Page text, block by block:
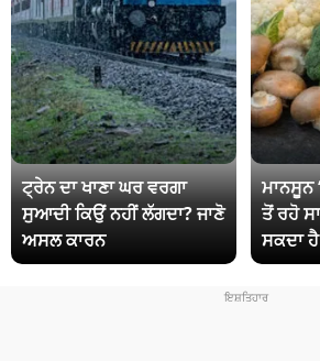
ਟ੍ਰੇਨ ਦਾ ਖਾਣਾ ਘਰ ਵਰਗਾ
ਸੁਆਦੀ ਕਿਉਂ ਨਹੀਂ ਲੱਗਦਾ? ਜਾਣੋ
ਅਸਲ ਕਾਰਨ
ਮਾਨਸੂਨ
ਤੋਂ ਰਹੋ
ਸਕਦਾ